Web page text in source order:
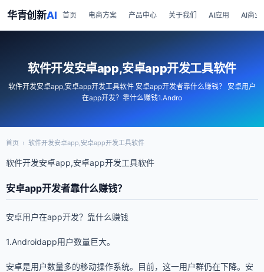
华青创新AI 首页 电商方案 产品中心 关于我们 AI应用 AI商业
软件开发安卓app,安卓app开发工具软件
软件开发安卓app,安卓app开发工具软件 安卓app开发者靠什么赚钱？ 安卓用户
在app开发？靠什么赚钱1.Andro
首页 › 软件开发安卓app,安卓app开发工具软件
软件开发安卓app,安卓app开发工具软件
安卓app开发者靠什么赚钱？
安卓用户在app开发？靠什么赚钱
1.Androidapp用户数量巨大。
安卓是用户数量多的移动操作系统。目前，这一用户群仍在下降。安